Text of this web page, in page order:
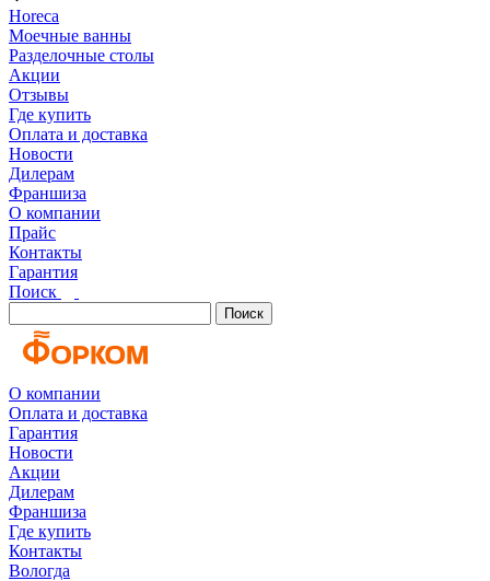
Horeca
Моечные ванны
Разделочные столы
Акции
Отзывы
Где купить
Оплата и доставка
Новости
Дилерам
Франшиза
О компании
Прайс
Контакты
Гарантия
Поиск
Поиск
О компании
Оплата и доставка
Гарантия
Новости
Акции
Дилерам
Франшиза
Где купить
Контакты
Вологда